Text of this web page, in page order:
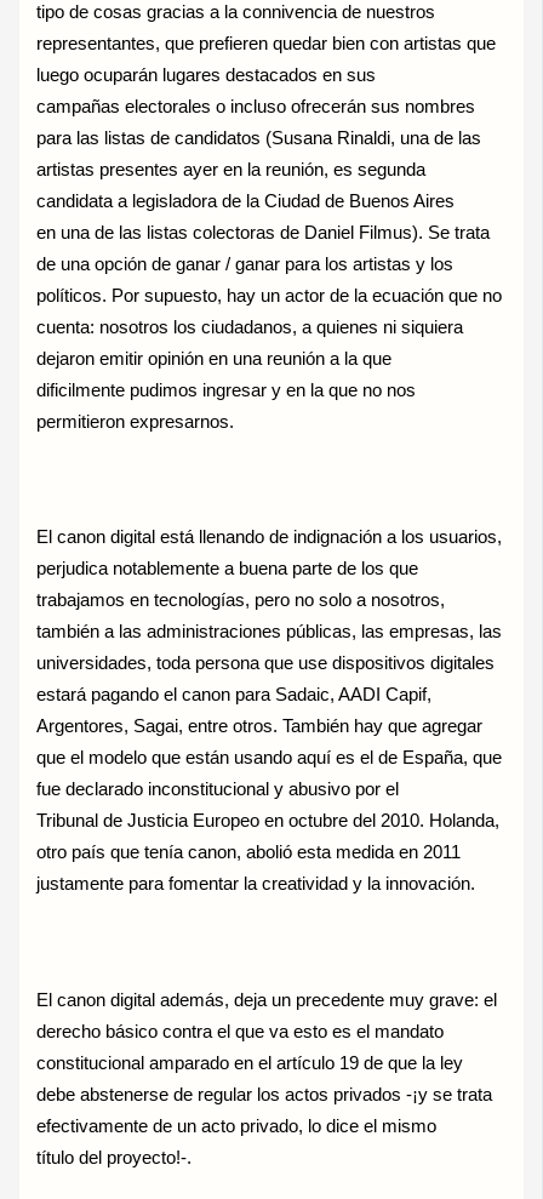
tipo de cosas gracias a la connivencia de nuestros
representantes, que prefieren quedar bien con artistas que
luego ocuparán lugares destacados en sus
campañas electorales o incluso ofrecerán sus nombres
para las listas de candidatos (Susana Rinaldi, una de las
artistas presentes ayer en la reunión, es segunda
candidata a legisladora de la Ciudad de Buenos Aires
en una de las listas colectoras de Daniel Filmus). Se trata
de una opción de ganar / ganar para los artistas y los
políticos. Por supuesto, hay un actor de la ecuación que no
cuenta: nosotros los ciudadanos, a quienes ni siquiera
dejaron emitir opinión en una reunión a la que
dificilmente pudimos ingresar y en la que no nos
permitieron expresarnos.
El canon digital está llenando de indignación a los usuarios,
perjudica notablemente a buena parte de los que
trabajamos en tecnologías, pero no solo a nosotros,
también a las administraciones públicas, las empresas, las
universidades, toda persona que use dispositivos digitales
estará pagando el canon para Sadaic, AADI Capif,
Argentores, Sagai, entre otros. También hay que agregar
que el modelo que están usando aquí es el de España, que
fue declarado inconstitucional y abusivo por el
Tribunal de Justicia Europeo en octubre del 2010. Holanda,
otro país que tenía canon, abolió esta medida en 2011
justamente para fomentar la creatividad y la innovación.
El canon digital además, deja un precedente muy grave: el
derecho básico contra el que va esto es el mandato
constitucional amparado en el artículo 19 de que la ley
debe abstenerse de regular los actos privados -¡y se trata
efectivamente de un acto privado, lo dice el mismo
título del proyecto!-.